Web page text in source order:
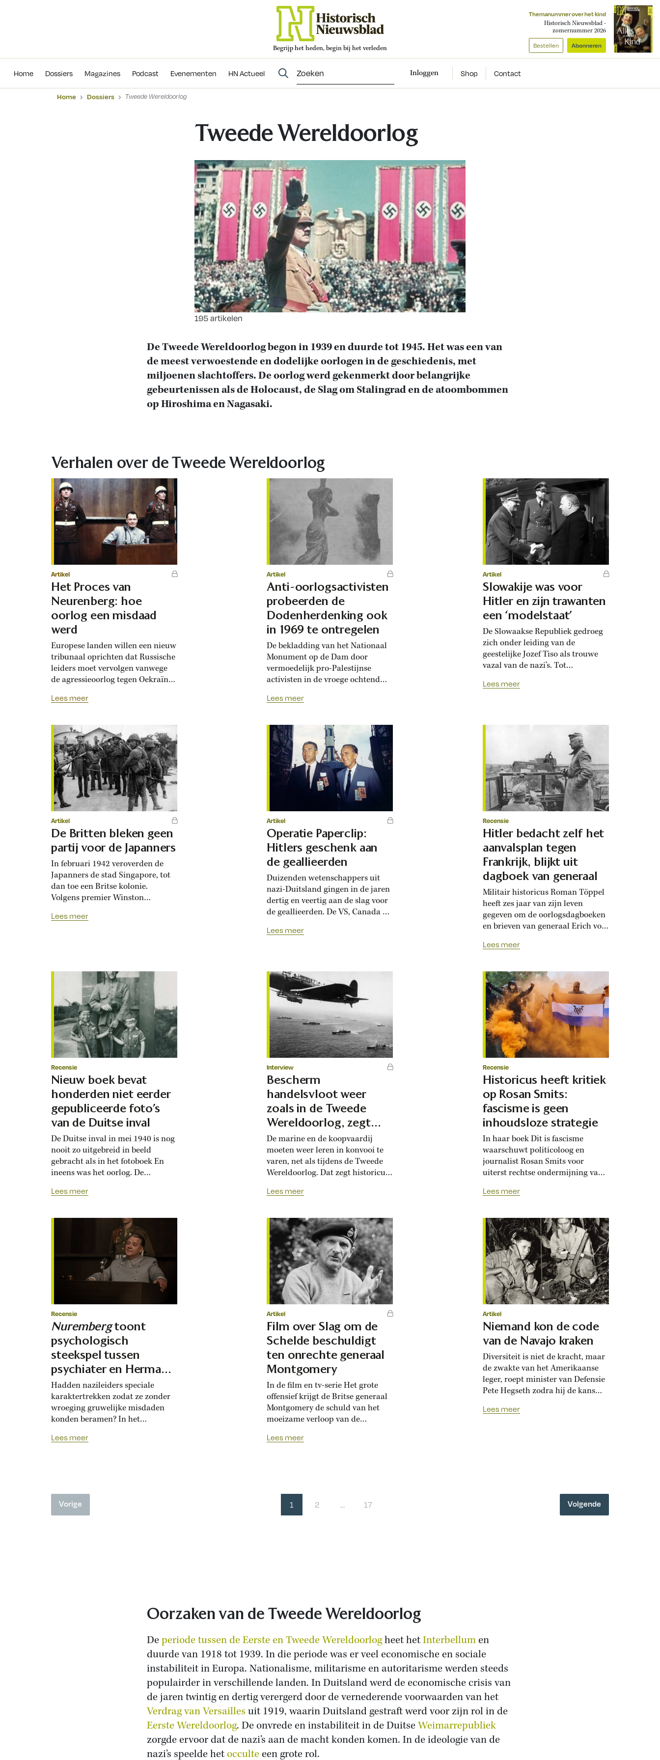
Begrijp het heden, begin bij het verleden
Themanummer over het kind
Historisch Nieuwsblad -
zomernummer 2026
Bestellen Abonneren
Home Dossiers Magazines Podcast Evenementen HN Actueel Inloggen Shop Contact
Evenementen
Home Dossiers Tweede Wereldoorlog
Tweede Wereldoorlog
195 artikelen
De Tweede Wereldoorlog begon in 1939 en duurde tot 1945. Het was een van
de meest verwoestende en dodelijke oorlogen in de geschiedenis, met
miljoenen slachtoffers. De oorlog werd gekenmerkt door belangrijke
gebeurtenissen als de Holocaust, de Slag om Stalingrad en de atoombommen
op Hiroshima en Nagasaki.
Verhalen over de Tweede Wereldoorlog
Artikel
Het Proces van
Neurenberg: hoe
oorlog een misdaad
werd
Europese landen willen een nieuw
tribunaal oprichten dat Russische
leiders moet vervolgen vanwege
de agressieoorlog tegen Oekraïne.
Neurenberg voor het eerst
veroordeeld voor het voeren van
een agressieoorlog. Sindsdien
kijkt de internationale
gemeenschap anders aan tegen
militair geweld: het was geen
recht meer, maar een misdaad….
Lees meer
Artikel
Anti-oorlogsactivisten
probeerden de
Dodenherdenking ook
in 1969 te ontregelen
De bekladding van het Nationaal
Monument op de Dam door
vermoedelijk pro-Palestijnse
activisten in de vroege ochtend
besmeurden activisten niet alleen
met rode verf, maar lieten zij ook
twee rookbommen afgaan tijdens
de Dodenherdenking. Destijds
was het Amerikaanse
oorlogsgeweld in Vietnam de
aanleiding…
Lees meer
Artikel
Slowakije was voor
Hitler en zijn trawanten
een ‘modelstaat’
De Slowaakse Republiek gedroeg
zich onder leiding van de
geestelijke Jozef Tiso als trouwe
vazal van de nazi’s. Tot
‘Interessant om te zien hoe dat
van München in 1938 is een
berucht staaltje internationale
diplomatie. Tsjechoslowakije
werd op de snijtafel gelegd: nazi-
Duitsland mocht…
Lees meer
Artikel
De Britten bleken geen
partij voor de Japanners
In februari 1942 veroverden de
Japanners de stad Singapore, tot
dan toe een Britse kolonie.
Volgens premier Winston
grootste ramp in de Britse
van Fort Siloso op Sentosa, een
eilandje…
Lees meer
Artikel
Operatie Paperclip:
Hitlers geschenk aan
de geallieerden
Duizenden wetenschappers uit
nazi-Duitsland gingen in de jaren
dertig en veertig aan de slag voor
de geallieerden. De VS, Canada en
braindrain, die onder meer leidde
arriveerde Albert Einstein samen
met zijn vrouw en enkele naaste
medewerkers met een
passagiersschip…
Lees meer
Recensie
Hitler bedacht zelf het
aanvalsplan tegen
Frankrijk, blijkt uit
dagboek van generaal
Militair historicus Roman Töppel
heeft zes jaar van zijn leven
gegeven om de oorlogsdagboeken
en brieven van generaal Erich von
vrijwel integraal uit te geven. Het
uitgebracht en beslaat de periode
1939 tot voorjaar 1941. Alleen al
het lezen was een titanenklus,
want Mansteins handschrift…
Lees meer
Recensie
Nieuw boek bevat
honderden niet eerder
gepubliceerde foto’s
van de Duitse inval
De Duitse inval in mei 1940 is nog
nooit zo uitgebreid in beeld
gebracht als in het fotoboek En
ineens was het oorlog. De
oorlog dichtbij. De sergeant ligt
de helm vanaf is gerold, naar je
toe. Je ziet niet zijn ogen, wel
Lees meer
Interview
Bescherm
handelsvloot weer
zoals in de Tweede
Wereldoorlog, zegt
onderzoeker
De marine en de koopvaardij
moeten weer leren in konvooi te
varen, net als tijdens de Tweede
Wereldoorlog. Dat zegt historicus
die promotieonderzoek deed naar
de twintigste eeuw. ‘Het
escorteren van
koopvaardijschepen in konvooien
werd als methode ontwikkeld in
de Eerste Wereldoorlog en
geperfectioneerd in de Tweede,’
vertelt Ooms. Terwijl Nederland
bezet was,…
Lees meer
Recensie
Historicus heeft kritiek
op Rosan Smits:
fascisme is geen
inhoudsloze strategie
In haar boek Dit is fascisme
waarschuwt politicoloog en
journalist Rosan Smits voor
uiterst rechtse ondermijning van
is terecht, maar zij gebruikt het
in de ogen van expert Robin te
Slaa. Fascisme is geen
inhoudsloze machtspolitiek, zoals
Smits beweert, maar een echte
ideologie. Er zijn weinig boeken…
Lees meer
Recensie
Nurembergtoont
psychologisch
steekspel tussen
psychiater en Hermann
Göring
Hadden nazileiders speciale
karaktertrekken zodat ze zonder
wroeging gruwelijke misdaden
konden beramen? In het
hoopt een psychiater dat tijdens
toont het psychologische steekspel
tussen beiden. Als het aan de
Lees meer
Artikel
Film over Slag om de
Schelde beschuldigt
ten onrechte generaal
Montgomery
In de film en tv-serie Het grote
offensief krijgt de Britse generaal
Montgomery de schuld van het
moeizame verloop van de
Zeeland. Hij zou bevelen van
zomer ging Het grote…
Lees meer
Artikel
Niemand kon de code
van de Navajo kraken
Diversiteit is niet de kracht, maar
de zwakte van het Amerikaanse
leger, roept minister van Defensie
Pete Hegseth zodra hij de kans
Navajo code talkers bewijzen zijn
Lees meer
Vorige 1 2 … 17 Volgende
Oorzaken van de Tweede Wereldoorlog
Deperiode tussen de Eerste en Tweede Wereldoorlogheet hetInterbellumen
duurde van 1918 tot 1939. In die periode was er veel economische en sociale
instabiliteit in Europa. Nationalisme, militarisme en autoritarisme werden steeds
populairder in verschillende landen. In Duitsland werd de economische crisis van
de jaren twintig en dertig verergerd door de vernederende voorwaarden van het
Verdrag van Versailles uit 1919, waarin Duitsland gestraft werd voor zijn rol in de
Eerste Wereldoorlog. De onvrede en instabiliteit in de DuitseWeimarrepubliek
zorgde ervoor dat de nazi’s aan de macht konden komen. In de ideologie van de
nazi’s speelde hetocculteeen grote rol.